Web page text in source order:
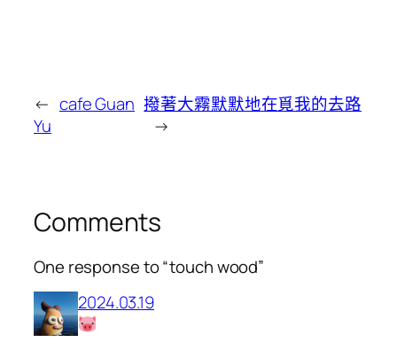
← cafe Guan
Yu
撥著大霧默默地在覓我的去路
→
Comments
One response to “touch wood”
2024.03.19